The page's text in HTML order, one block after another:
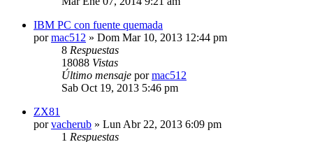
IBM PC con fuente quemada
pormac512 » Dom Mar 10, 2013 12:44 pm
8 Respuestas
18088 Vistas
Último mensaje pormac512
Sab Oct 19, 2013 5:46 pm
ZX81
porvacherub » Lun Abr 22, 2013 6:09 pm
1 Respuestas